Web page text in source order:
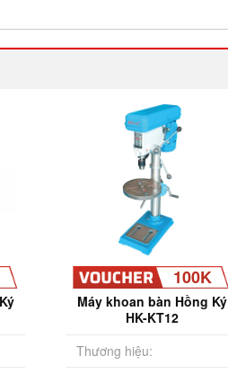
100K
Máy khoan bàn Hồng Ký
HK-KT12
Thương hiệu: